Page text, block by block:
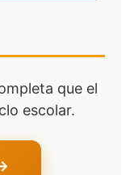
que el
escolar.